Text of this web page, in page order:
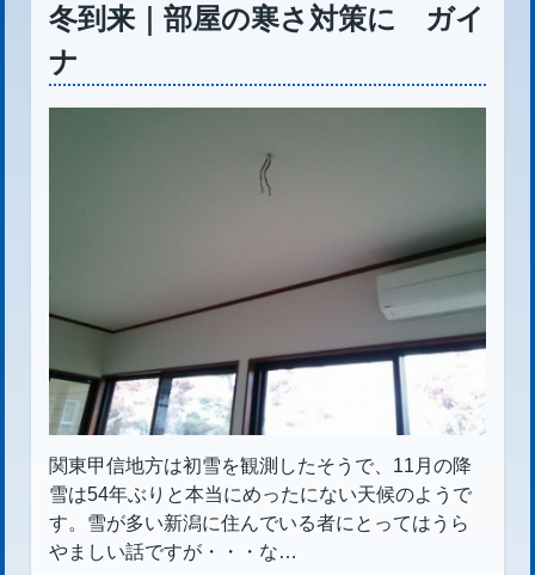
冬到来｜部屋の寒さ対策に ガイ
ナ
関東甲信地方は初雪を観測したそうで、11月の降
雪は54年ぶりと本当にめったにない天候のようで
す。雪が多い新潟に住んでいる者にとってはうら
やましい話ですが・・・な…